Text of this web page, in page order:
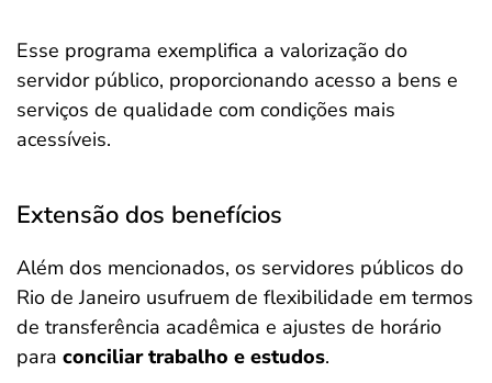
Esse programa exemplifica a valorização do
servidor público, proporcionando acesso a bens e
serviços de qualidade com condições mais
acessíveis.
Extensão dos benefícios
Além dos mencionados, os servidores públicos do
Rio de Janeiro usufruem de flexibilidade em termos
de transferência acadêmica e ajustes de horário
para conciliar trabalho e estudos.